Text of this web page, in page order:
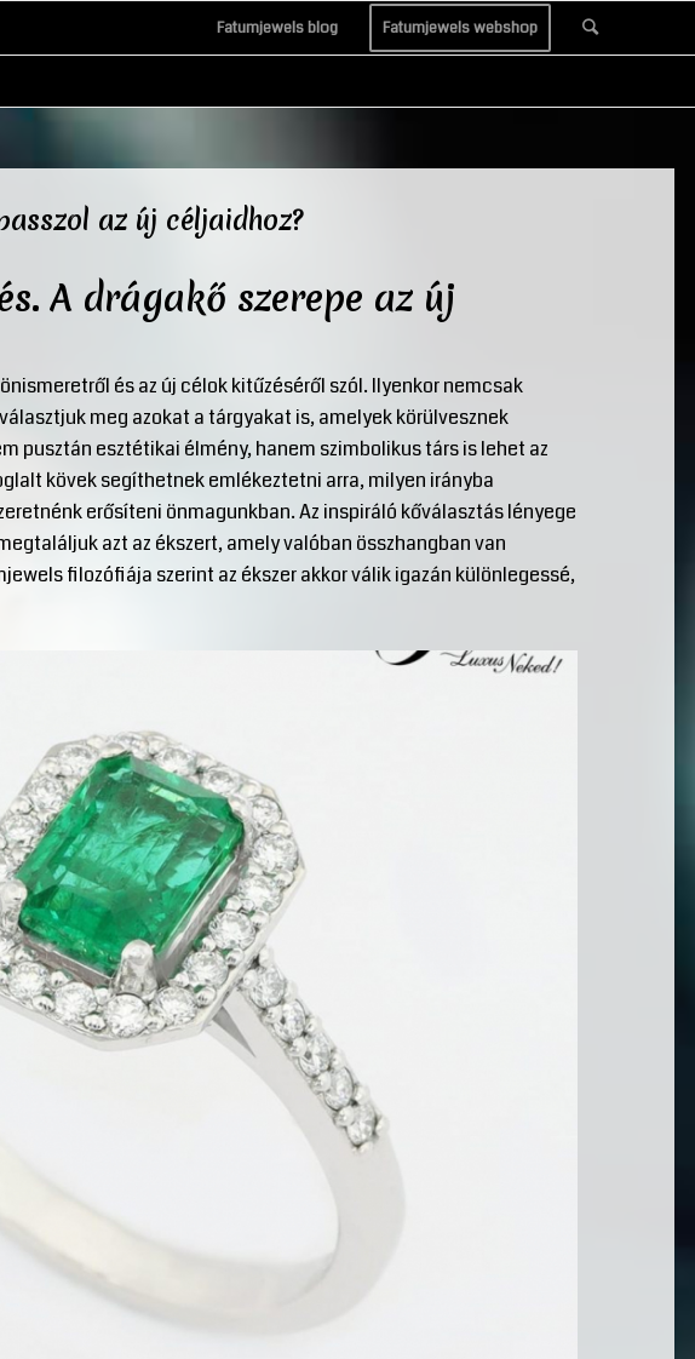
Fatumjewels blog Fatumjewels webshop
az új céljaidhoz?
A drágakő szerepe az új
és az új célok kitűzéséről szól. Ilyenkor nemcsak
meg azokat a tárgyakat is, amelyek körülvesznek
pusztán esztétikai élmény, hanem szimbolikus társ is lehet az
kövek segíthetnek emlékeztetni arra, milyen irányba
erősíteni önmagunkban. Az inspiráló kőválasztás lényege
azt az ékszert, amely valóban összhangban van
filozófiája szerint az ékszer akkor válik igazán különlegessé,